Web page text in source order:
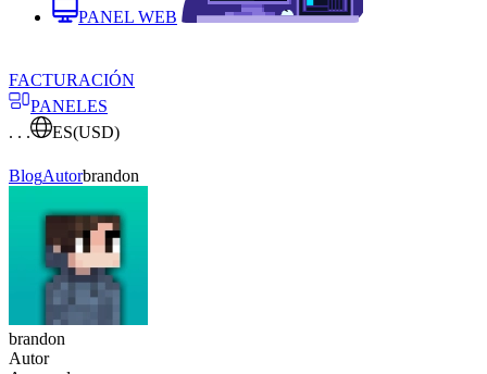
PANEL WEB
FACTURACIÓN
PANELES
. . .
ES(USD)
BlogAutorbrandon
brandon
Autor